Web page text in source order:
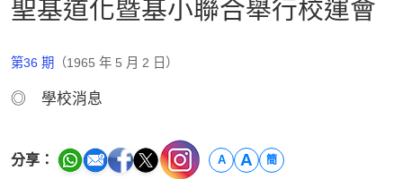
聖基道化暨基小聯合舉行校運會
第36 期 （1965 年 5 月 2 日）
◎ 學校消息
分享： A A 簡